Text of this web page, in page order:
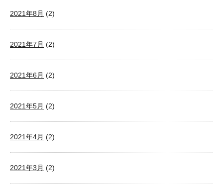
2021年8月 (2)
2021年7月 (2)
2021年6月 (2)
2021年5月 (2)
2021年4月 (2)
2021年3月 (2)